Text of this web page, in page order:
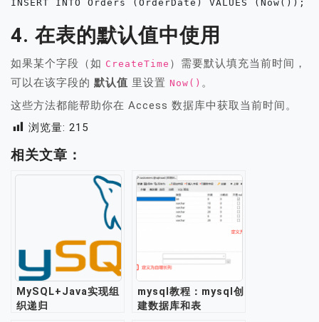
4. 在表的默认值中使用
如果某个字段（如 CreateTime ）需要默认填充当前时间，
可以在该字段的 默认值 里设置 Now() 。
这些方法都能帮助你在 Access 数据库中获取当前时间。
浏览量: 215
相关文章：
MySQL+Java实现组
织递归
mysql教程：mysql创
建数据库和表